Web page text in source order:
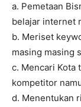
a. Pemetaan
belajar internet
b. Meriset
masing masing
c. Mencari Kota
kompetitor
d. Menentukan